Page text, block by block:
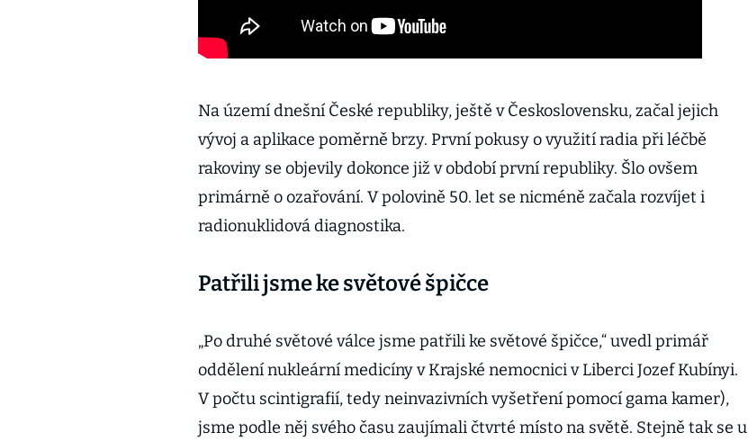
Na území dnešní České republiky, ještě v Československu, začal jejich
vývoj a aplikace poměrně brzy. První pokusy o využití radia při léčbě
rakoviny se objevily dokonce již v období první republiky. Šlo ovšem
primárně o ozařování. V polovině 50. let se nicméně začala rozvíjet i
radionuklidová diagnostika.
Patřili jsme ke světové špičce
„Po druhé světové válce jsme patřili ke světové špičce,“ uvedl primář
oddělení nukleární medicíny v Krajské nemocnici v Liberci Jozef Kubínyi.
V počtu scintigrafií, tedy neinvazivních vyšetření pomocí gama kamer),
jsme podle něj svého času zaujímali čtvrté místo na světě. Stejně tak se u